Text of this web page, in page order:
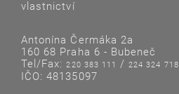
vlastnictví
Antonína Čermáka 2a
160 68 Praha 6 - Bubeneč
Tel/Fax:220 383 111 /224 324 718
IČO: 48135097